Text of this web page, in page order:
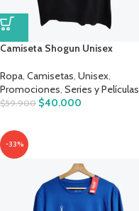
Camiseta Shogun Unisex
Ropa, Camisetas, Unisex,
Promociones, Series y Películas
$59.900 $40.000
-33%